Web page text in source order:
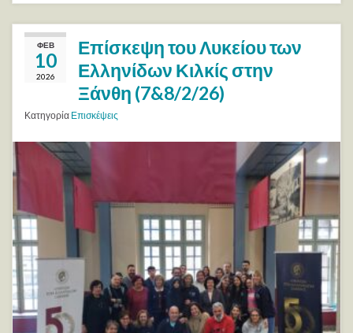
ΦΕΒ
10
2026
Επίσκεψη του Λυκείου των
Ελληνίδων Κιλκίς στην
Ξάνθη (7&8/2/26)
Κατηγορία Επισκέψεις